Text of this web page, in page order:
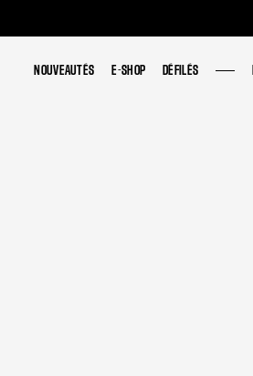
NOUVEAUTÉS E-SHOP DÉFILÉS
NOUVEAUTÉS E-SHOP DÉFILÉS